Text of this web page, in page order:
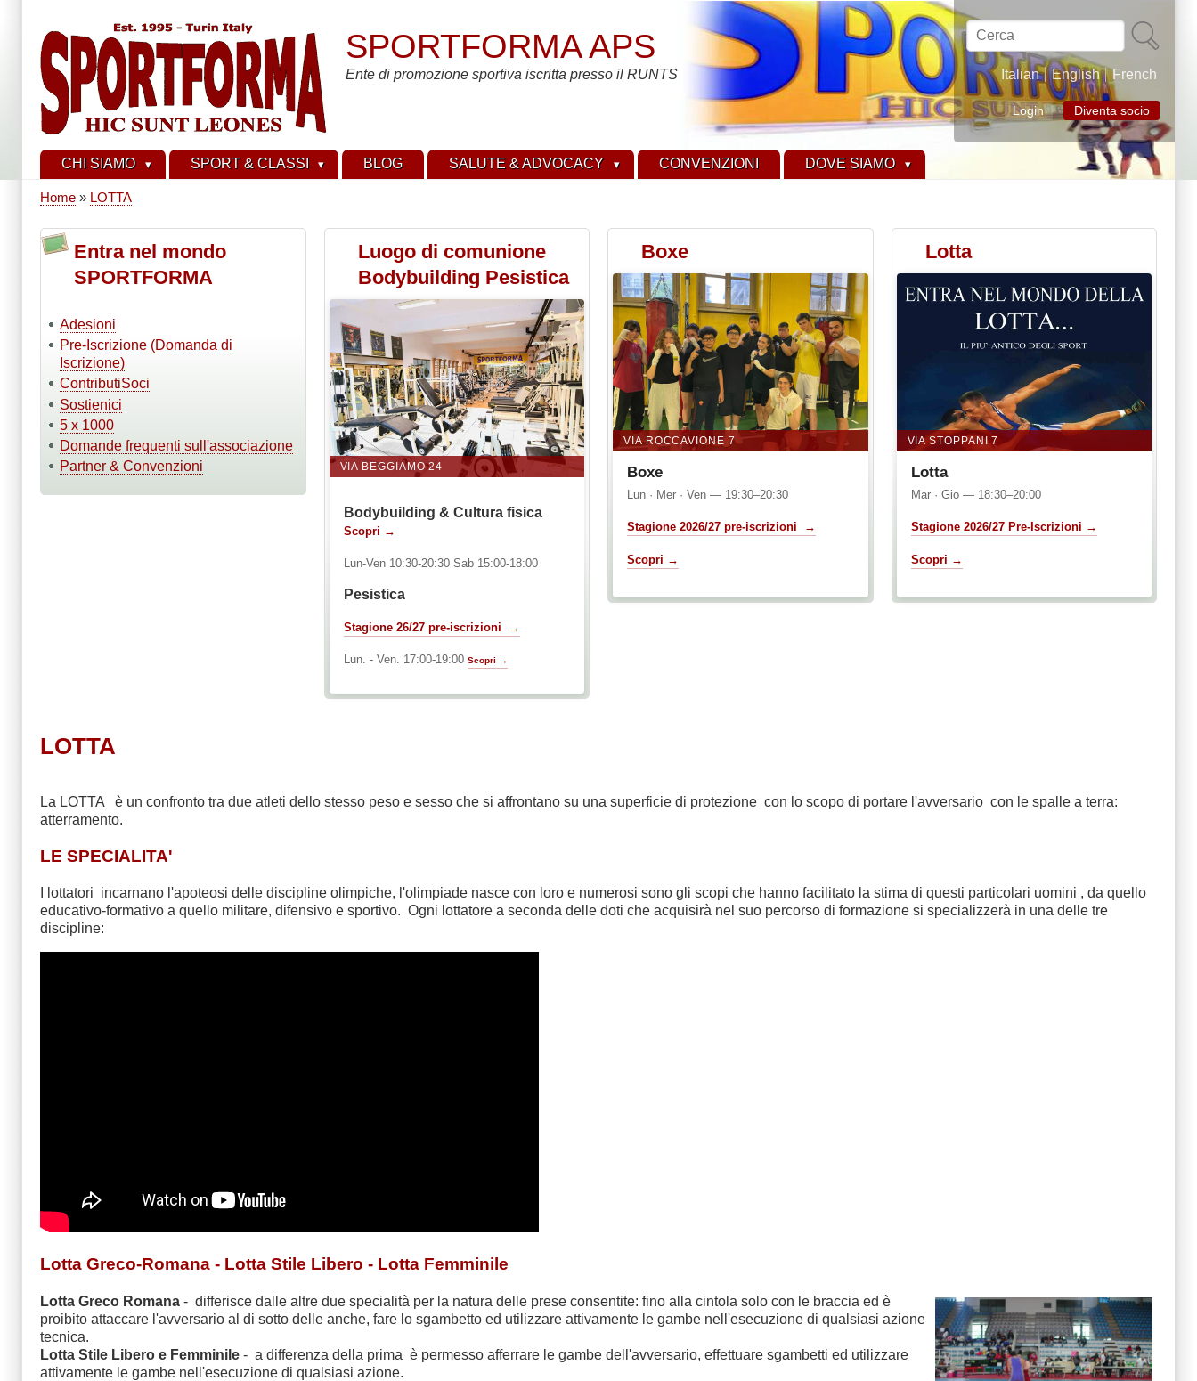
contenuto
principale
Cerca
Italian English French
Login Diventa socio
SPORTFORMA APS
Ente di promozione sportiva iscritta presso il RUNTS
CHI SIAMO SPORT & CLASSI BLOG SALUTE & ADVOCACY CONVENZIONI DOVE SIAMO
di
pane
Home LOTTA
Entra nel mondo
SPORTFORMA
Adesioni
Pre-Iscrizione (Domanda di
Iscrizione)
ContributiSoci
Sostienici
5 x 1000
Domande frequenti sull'associazione
Partner & Convenzioni
Luogo di comunione
Bodybuilding Pesistica
VIA BEGGIAMO 24
Bodybuilding & Cultura fisica
Scopri →
Lun-Ven 10:30-20:30 Sab 15:00-18:00
Pesistica
Stagione 26/27 pre-iscrizioni →
Lun. - Ven. 17:00-19:00 Scopri →
Boxe
VIA ROCCAVIONE 7
Boxe
Lun · Mer · Ven — 19:30–20:30
Stagione 2026/27 pre-iscrizioni →
Scopri →
Lotta
VIA STOPPANI 7
Lotta
Mar · Gio — 18:30–20:00
Stagione 2026/27 Pre-Iscrizioni →
Scopri →
LOTTA
La LOTTA è un confronto tra due atleti dello stesso peso e sesso che si affrontano su una superficie di protezione con lo scopo di portare l'avversario con le spalle a terra:
atterramento.
LE SPECIALITA'
I lottatori incarnano l'apoteosi delle discipline olimpiche, l'olimpiade nasce con loro e numerosi sono gli scopi che hanno facilitato la stima di questi particolari uomini , da quello
educativo-formativo a quello militare, difensivo e sportivo. Ogni lottatore a seconda delle doti che acquisirà nel suo percorso di formazione si specializzerà in una delle tre
discipline:
Lotta Greco-Romana - Lotta Stile Libero - Lotta Femminile
Lotta Greco Romana - differisce dalle altre due specialità per la natura delle prese consentite: fino alla cintola solo con le braccia ed è
proibito attaccare l'avversario al di sotto delle anche, fare lo sgambetto ed utilizzare attivamente le gambe nell'esecuzione di qualsiasi azione
tecnica.
Lotta Stile Libero e Femminile - a differenza della prima è permesso afferrare le gambe dell'avversario, effettuare sgambetti ed utilizzare
attivamente le gambe nell'esecuzione di qualsiasi azione.